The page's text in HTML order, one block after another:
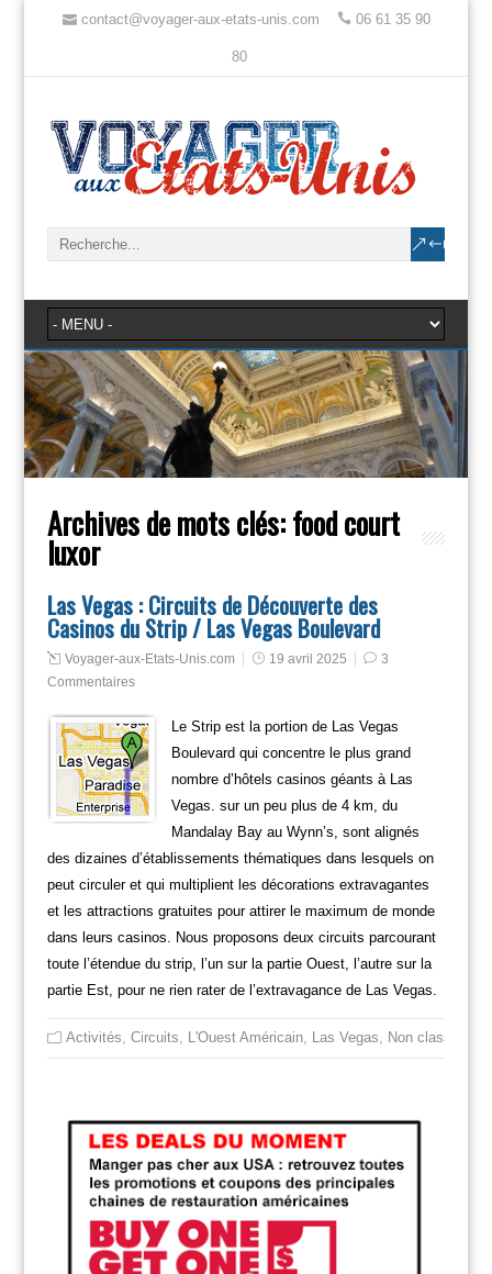
contact@voyager-aux-etats-unis.com 06 61 35 90
80
Archives de mots clés:food court
luxor
Las Vegas : Circuits de Découverte des
Casinos du Strip / Las Vegas Boulevard
Voyager-aux-Etats-Unis.com 19 avril 2025
3
Commentaires
Le Strip est la portion de Las Vegas
Boulevard qui concentre le plus grand
nombre d’hôtels casinos géants à Las
Vegas. sur un peu plus de 4 km, du
Mandalay Bay au Wynn’s, sont alignés
des dizaines d’établissements thématiques dans lesquels on
peut circuler et qui multiplient les décorations extravagantes
et les attractions gratuites pour attirer le maximum de monde
dans leurs casinos. Nous proposons deux circuits parcourant
toute l’étendue du strip, l’un sur la partie Ouest, l’autre sur la
partie Est, pour ne rien rater de l’extravagance de Las Vegas.
Activités Circuits L'Ouest Américain, Las Vegas Non classé